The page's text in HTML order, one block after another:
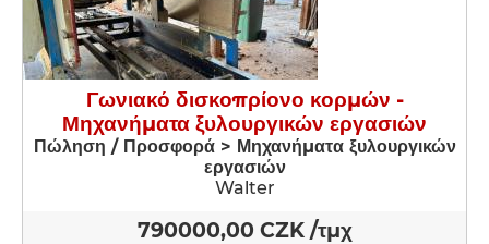
Γωνιακό δισκοπρίονο κορμών -
Μηχανήματα ξυλουργικών εργασιών
Πώληση / Προσφορά > Μηχανήματα ξυλουργικών
εργασιών
Walter
790000,00 CZK /τμχ